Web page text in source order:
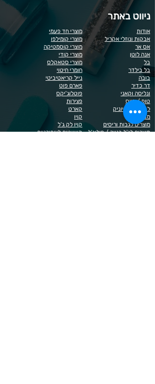
ניווט באתר
מוצרי חד פעמי
מוצרי קומילפו
מוצרי קוסמטיקה
מוצרי קודי
מוצרי סטאקלס
חומרי חיטוי
נייל קריאטיביטי
פארם פוט
פוטלוג'יקס
פצירות
קארט
קויו
קויו לק ג'ל
קישוטים לציפורניים
אודות
אבקות ונוזלי אקריל
אס אר
אנה לוטן
בל
בל בילדר
בובה
דר כדיר
ונליסה וקאני
טופ / בייס
לק רגיל לה יוניק
מבצעים
מוצרים לגבות וריסים
מוצרים לג'ל בנייה / פוליג'ל